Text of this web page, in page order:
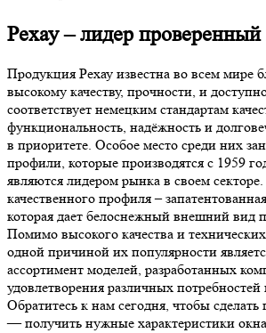
Рехау – лидер
Продукция Рехау известна во всем мире
высокому качеству, прочности, и
соответствует немецким стандартам
функциональность, надёжность и
в приоритете. Особое место среди них
профили, которые производятся с 1959
являются лидером рынка в своем
качественного профиля –
которая дает белоснежный внешний вид
Помимо высокого качества и
одной причиной их популярности
ассортимент моделей, разработанных
удовлетворения различных потребностей
Обратитесь к нам сегодня, чтобы
— получить нужные характеристики